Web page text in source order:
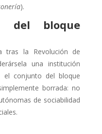
).
del bloque
tras la Revolución de
una institución
el conjunto del bloque
borrada: no
de sociabilidad